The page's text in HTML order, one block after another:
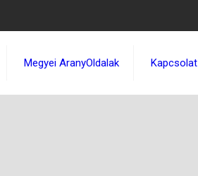
Megyei AranyOldalak Kapcsolat